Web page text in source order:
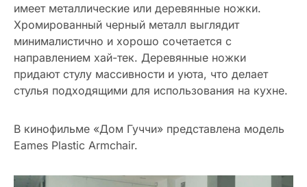
имеет металлические или деревянные ножки.
Хромированный черный металл выглядит
минималистично и хорошо сочетается с
направлением хай-тек. Деревянные ножки
придают стулу массивности и уюта, что делает
стулья подходящими для использования на кухне.
В кинофильме «Дом Гуччи» представлена модель
Eames Plastic Armchair.